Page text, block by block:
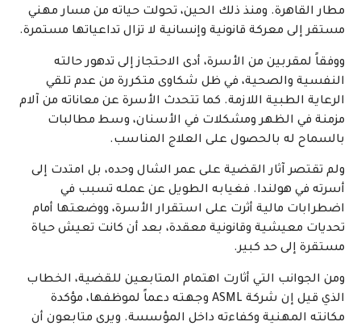
مطار القاهرة. ومنذ ذلك الحين، تحولت حياته من مسار مهني
مستقر إلى معركة قانونية وإنسانية لا تزال تداعياتها مستمرة.
ووفقاً لمقربين من الأسرة، أدى الاحتجاز إلى تدهور حالته
النفسية والصحية، في ظل شكاوى متكررة من عدم تلقي
الرعاية الطبية اللازمة. كما تتحدث الأسرة عن معاناته من آلام
مزمنة في الظهر ومشكلات في الأسنان، وسط مطالبات
بالسماح له بالحصول على العلاج المناسب.
ولم تقتصر آثار القضية على عمر الشال وحده، بل امتدت إلى
أسرته في هولندا. فغيابه الطويل عن عمله تسبب في
اضطرابات مالية أثرت على استقرار الأسرة، ووضعتها أمام
تحديات معيشية وقانونية معقدة، بعد أن كانت تعيش حياة
مستقرة إلى حد كبير.
ومن الجوانب التي أثارت اهتمام المتابعين للقضية، الخطاب
الذي قيل إن شركة ASML وجهته دعماً لموظفها، مؤكدة
مكانته المهنية وكفاءته داخل المؤسسة. ويرى متابعون أن